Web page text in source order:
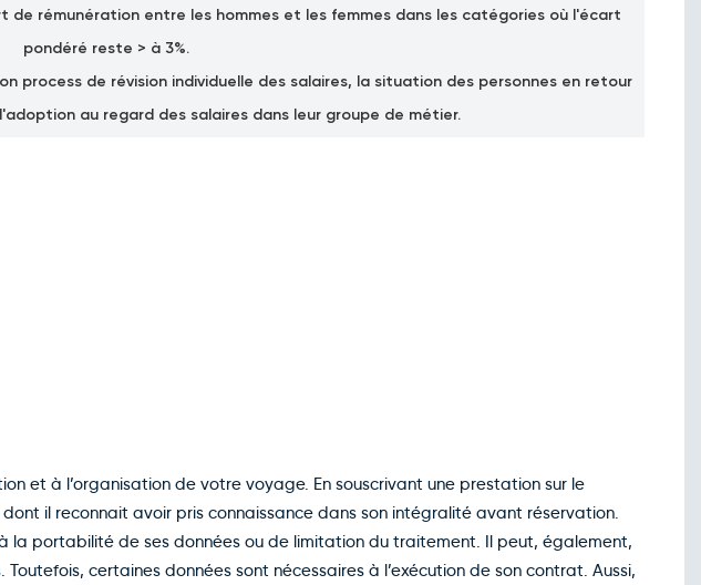
de rémunération entre les hommes et les femmes dans les catégories où l'écart
pondéré reste > à 3%.
process de révision individuelle des salaires, la situation des personnes en retour
au regard des salaires dans leur groupe de métier.
et à l’organisation de votre voyage. En souscrivant une prestation sur le
dont il reconnait avoir pris connaissance dans son intégralité avant réservation.
la portabilité de ses données ou de limitation du traitement. Il peut, également,
certaines données sont nécessaires à l’exécution de son contrat. Aussi,